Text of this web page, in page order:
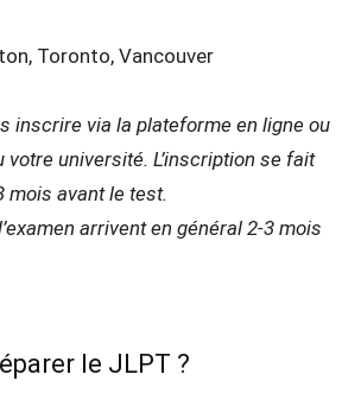
Toronto, Vancouver
inscrire via la plateforme en ligne ou
votre université. L’inscription se fait
mois avant le test.
arrivent en général 2-3 mois
le JLPT ?